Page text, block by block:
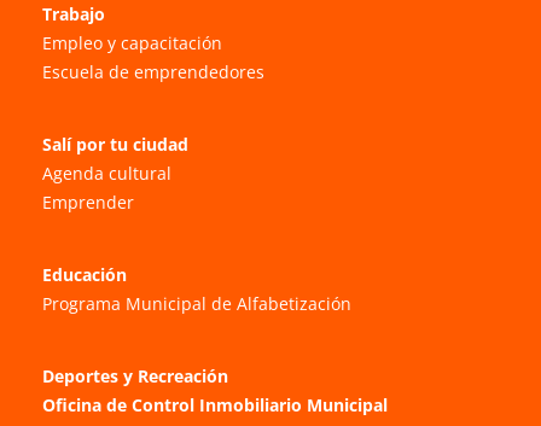
Trabajo
Empleo y capacitación
Escuela de emprendedores
Salí por tu ciudad
Agenda cultural
Emprender
Educación
Programa Municipal de Alfabetización
Deportes y Recreación
Oficina de Control Inmobiliario Municipal